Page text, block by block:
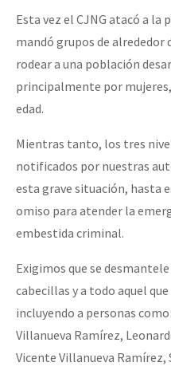
Esta vez el CJNG atacó a
mandó grupos de alrededor
rodear a una población
principalmente por
edad.
Mientras tanto, los tres
notificados por nuestras
esta grave situación, hasta
omiso para atender la
embestida criminal.
Exigimos que se
cabecillas y a todo aquel
incluyendo a personas
Villanueva Ramírez,
Vicente Villanueva Ramírez,